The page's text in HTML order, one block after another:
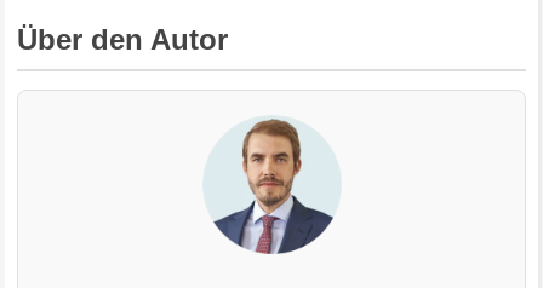
Über den Autor